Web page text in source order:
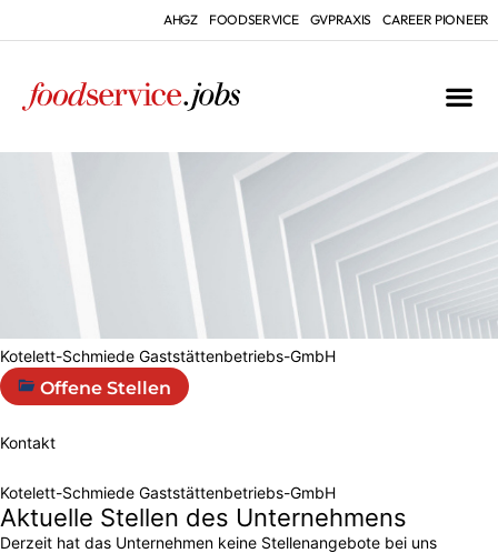
AHGZ FOODSERVICE GVPRAXIS CAREER PIONEER
Kotelett-Schmiede Gaststättenbetriebs-GmbH
Offene Stellen
Kontakt
Kotelett-Schmiede Gaststättenbetriebs-GmbH
Aktuelle Stellen des Unternehmens
Derzeit hat das Unternehmen keine Stellenangebote bei uns